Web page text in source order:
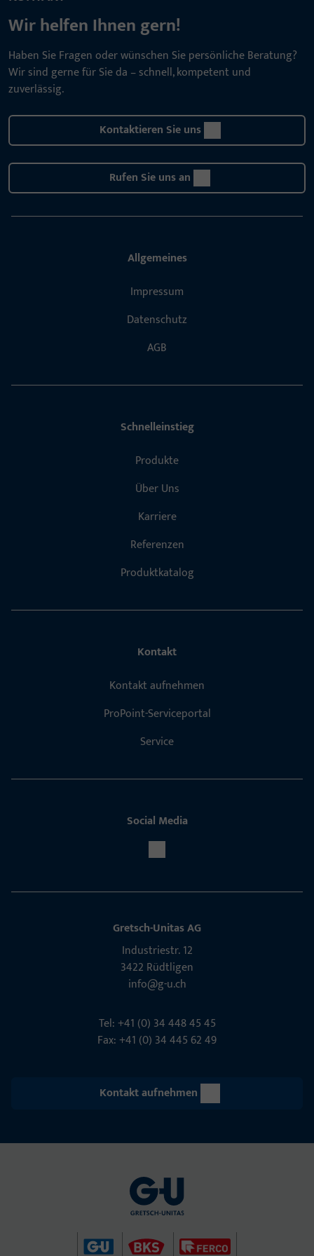
Wir helfen Ihnen gern!
Haben Sie Fragen oder wünschen Sie persönliche Beratung?
Wir sind gerne für Sie da – schnell, kompetent und
zuverlässig.
Kontaktieren Sie uns
Rufen Sie uns an
Allgemeines
Impressum
Datenschutz
AGB
Schnelleinstieg
Produkte
Über Uns
Karriere
Referenzen
Produktkatalog
Kontakt
Kontakt aufnehmen
ProPoint-Serviceportal
Service
Social Media
Gretsch-Unitas AG
Indu­s­triestr. 12
3422 Rüdt­ligen
info@g-u.ch
Tel: +41 (0) 34 448 45 45
Fax: +41 (0) 34 445 62 49
Kontakt aufnehmen